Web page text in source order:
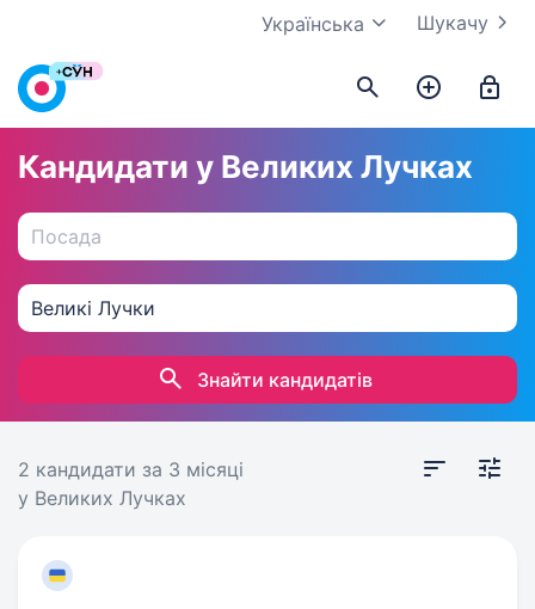
Шукачу
Українська
Кандидати у Великих Лучках
Знайти кандидатів
2 кандидати за 3 місяці
у Великих Лучках